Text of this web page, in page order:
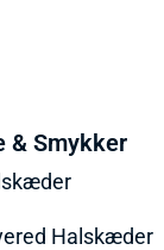
& Smykker
Halskæder